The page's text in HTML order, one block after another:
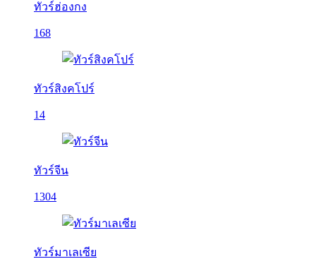
ทัวร์ฮ่องกง
168
ทัวร์สิงคโปร์
14
ทัวร์จีน
1304
ทัวร์มาเลเซีย